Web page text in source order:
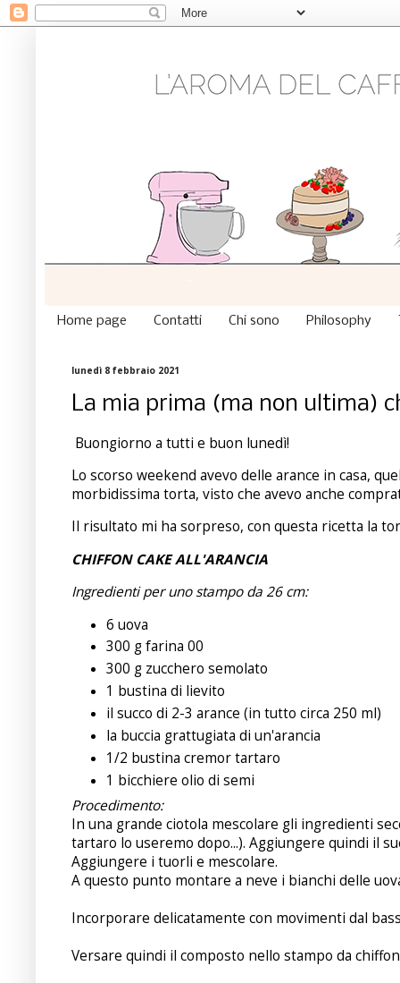
Home page Contatti Chi sono Philosophy
lunedì 8 febbraio 2021
La mia prima (ma non ultima)
Buongiorno a tutti e buon lunedì!
Lo scorso weekend avevo delle arance in casa,
morbidissima torta, visto che avevo anche
Il risultato mi ha sorpreso, con questa ricetta la
CHIFFON CAKE ALL'ARANCIA
Ingredienti per uno stampo da 26 cm:
6 uova
300 g farina 00
300 g zucchero semolato
1 bustina di lievito
il succo di 2-3 arance (in tutto circa 250 ml)
la buccia grattugiata di un'arancia
1/2 bustina cremor tartaro
1 bicchiere olio di semi
Procedimento:
In una grande ciotola mescolare gli ingredienti
tartaro lo useremo dopo...). Aggiungere quindi il
Aggiungere i tuorli e mescolare.
A questo punto montare a neve i bianchi delle
Incorporare delicatamente con movimenti dal
Versare quindi il composto nello stampo da